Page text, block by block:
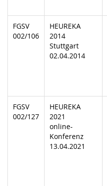
FGSV
002/106
HEUREKA
2014
Stuttgart
02.04.2014
FGSV
002/127
HEUREKA
2021
online-
Konferenz
13.04.2021